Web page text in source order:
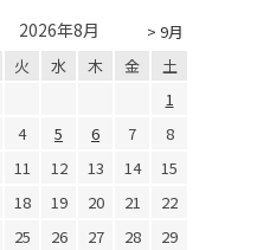
> 9月
2026年8月
火 水 木 金
土
1
4 5 6 7
8
11 12 13 14
15
18 19 20 21
22
25 26 27 28
29